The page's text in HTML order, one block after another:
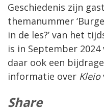
Geschiedenis zijn
themanummer
in de les?’ van het
is in September
daar ook een
informatie over Kleio
Share